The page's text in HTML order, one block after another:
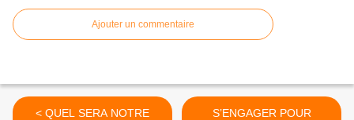
Ajouter un commentaire
< QUEL SERA NOTRE
S’ENGAGER POUR